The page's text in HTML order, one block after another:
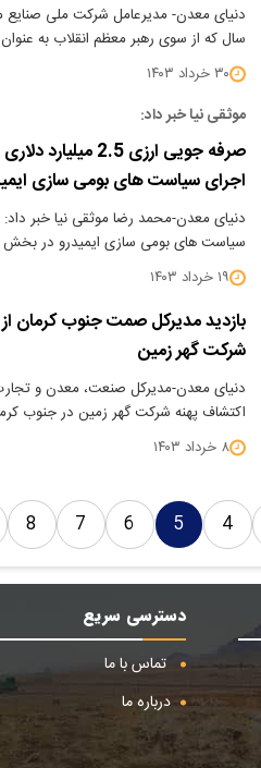
دنیای معدن- مدیرعامل شرکت ملی صنایع
سال که از سوی رهبر معظم انقلاب به
۳۰ خرداد ۱۴۰۳
موثقی نیا خبر داد:
صرفه جویی ارزی 2.5
اجرای سیاست های بومی سازی
دنیای معدن-محمد رضا موثقی نیا خبر
سیاست های بومی سازی ایمیدرو در
۱۹ خرداد ۱۴۰۳
بازدید مدیرکل صمت جنوب کرمان از
شرکت گهر زمین
دنیای معدن-مدیرکل صنعت، معدن و
اکتشاف پهنه شرکت گهر زمین در جنوب
۸ خرداد ۱۴۰۳
4
5
6
7
8
دسترسی سریع
تماس با ما
درباره ما